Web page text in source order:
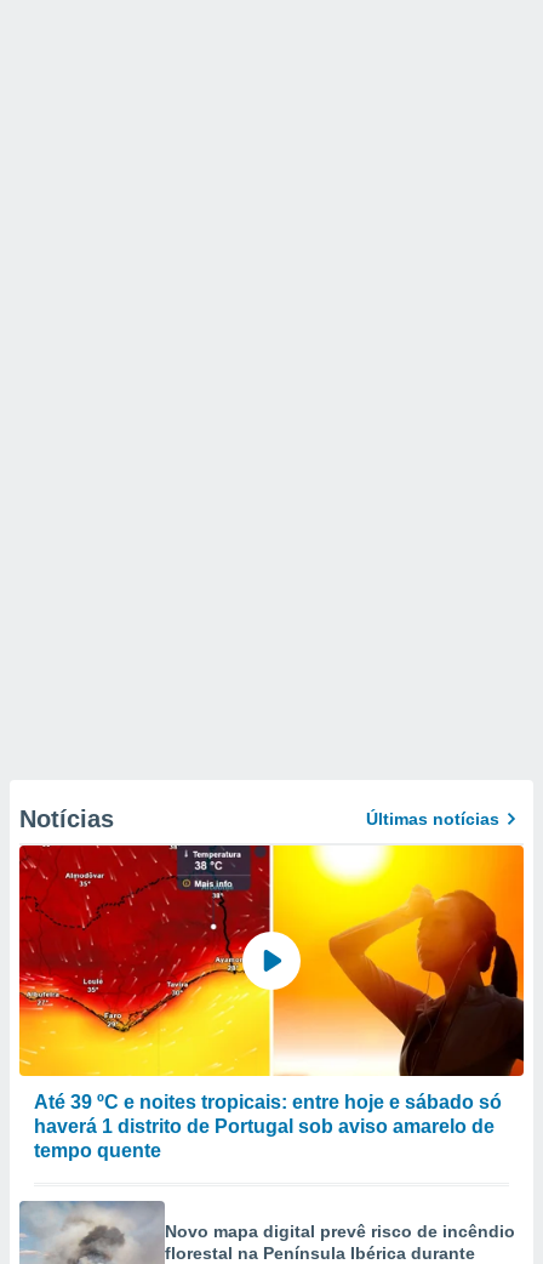
Notícias Últimas notícias
Até 39 ºC e noites tropicais: entre hoje e sábado só
haverá 1 distrito de Portugal sob aviso amarelo de
tempo quente
Novo mapa digital prevê risco de incêndio
florestal na Península Ibérica durante